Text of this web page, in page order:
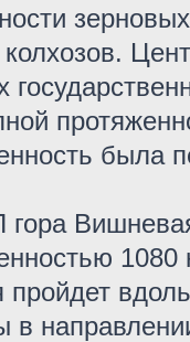
была
гора
пройдет
в